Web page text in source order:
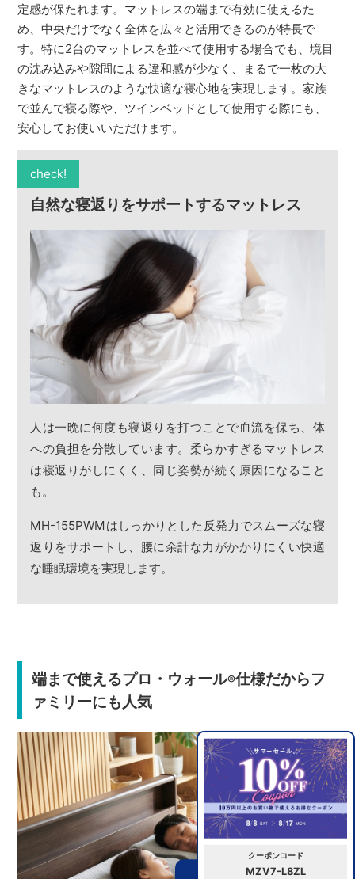
クーポンコード
MZV7-L8ZL
定感が保たれます。マットレスの端まで有効に使えるた
め、中央だけでなく全体を広々と活用できるのが特長で
す。特に2台のマットレスを並べて使用する場合でも、境目
の沈み込みや隙間による違和感が少なく、まるで一枚の大
きなマットレスのような快適な寝心地を実現します。家族
で並んで寝る際や、ツインベッドとして使用する際にも、
安心してお使いいただけます。
check!
自然な寝返りをサポートするマットレス
人は一晩に何度も寝返りを打つことで血流を保ち、体
への負担を分散しています。柔らかすぎるマットレス
は寝返りがしにくく、同じ姿勢が続く原因になること
も。
MH-155PWMはしっかりとした反発力でスムーズな寝
返りをサポートし、腰に余計な力がかかりにくい快適
な睡眠環境を実現します。
端まで使えるプロ・ウォール®仕様だからフ
ァミリーにも人気